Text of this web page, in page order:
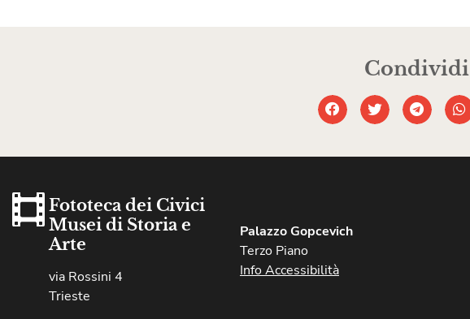
Condividi
Fototeca dei Civici
Musei di Storia e
Arte
via Rossini 4
Trieste
Palazzo Gopcevich
Terzo Piano
Info Accessibilità